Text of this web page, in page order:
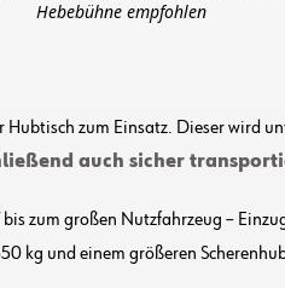
Hebebühne empfohlen
zum Einsatz. Dieser wird
auch sicher
zum großen Nutzfahrzeug –
kg und einem größeren